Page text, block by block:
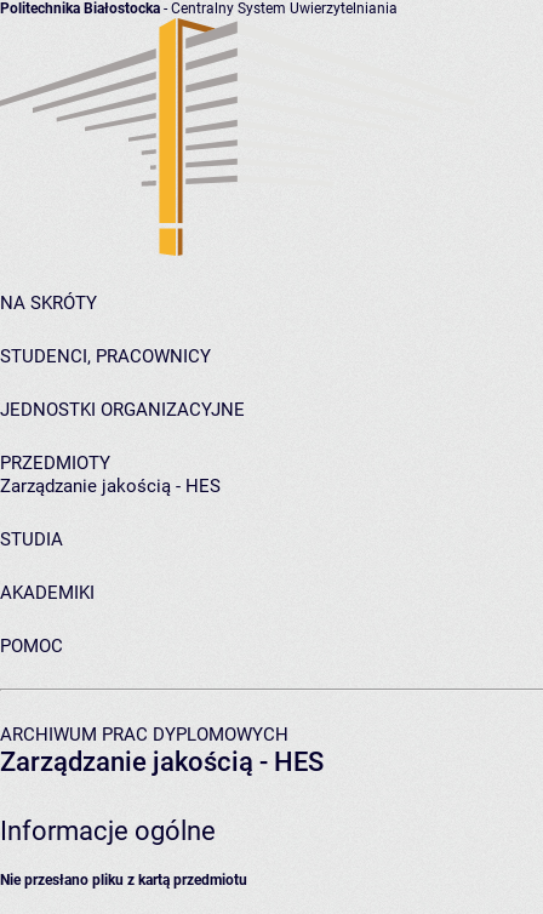
Politechnika Białostocka - Centralny System Uwierzytelniania
NA SKRÓTY
STUDENCI, PRACOWNICY
JEDNOSTKI ORGANIZACYJNE
PRZEDMIOTY
Zarządzanie jakością - HES
STUDIA
AKADEMIKI
POMOC
ARCHIWUM PRAC DYPLOMOWYCH
Zarządzanie jakością - HES
Informacje ogólne
Nie przesłano pliku z kartą przedmiotu